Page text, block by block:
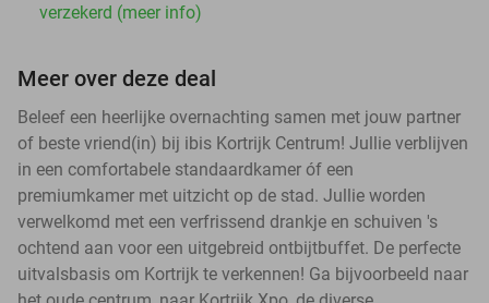
verzekerd (meer info)
Meer over deze deal
Beleef een heerlijke overnachting samen met jouw partner
of beste vriend(in) bij ibis Kortrijk Centrum! Jullie verblijven
in een comfortabele standaardkamer óf een
premiumkamer met uitzicht op de stad. Jullie worden
verwelkomd met een verfrissend drankje en schuiven 's
ochtend aan voor een uitgebreid ontbijtbuffet. De perfecte
uitvalsbasis om Kortrijk te verkennen! Ga bijvoorbeeld naar